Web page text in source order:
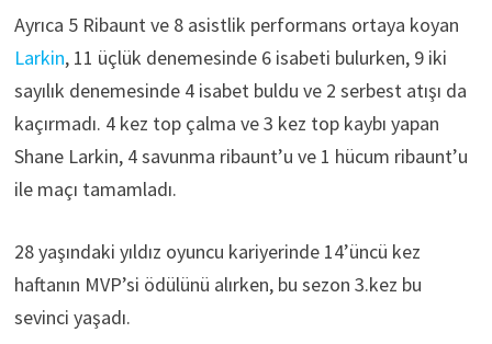
Ayrıca 5 Ribaunt ve 8 asistlik performans ortaya koyan
Larkin, 11 üçlük denemesinde 6 isabeti bulurken, 9 iki
sayılık denemesinde 4 isabet buldu ve 2 serbest atışı da
kaçırmadı. 4 kez top çalma ve 3 kez top kaybı yapan
Shane Larkin, 4 savunma ribaunt’u ve 1 hücum ribaunt’u
ile maçı tamamladı.
28 yaşındaki yıldız oyuncu kariyerinde 14’üncü kez
haftanın MVP’si ödülünü alırken, bu sezon 3.kez bu
sevinci yaşadı.